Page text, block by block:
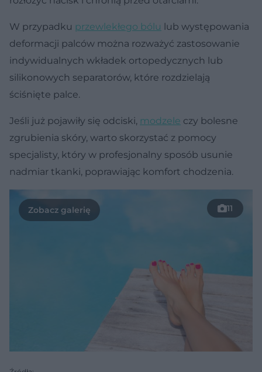
W przypadku przewlekłego bólu lub występowania
deformacji palców można rozważyć zastosowanie
indywidualnych wkładek ortopedycznych lub
silikonowych separatorów, które rozdzielają
ściśnięte palce.
Jeśli już pojawiły się odciski, modzele czy bolesne
zgrubienia skóry, warto skorzystać z pomocy
specjalisty, który w profesjonalny sposób usunie
nadmiar tkanki, poprawiając komfort chodzenia.
11